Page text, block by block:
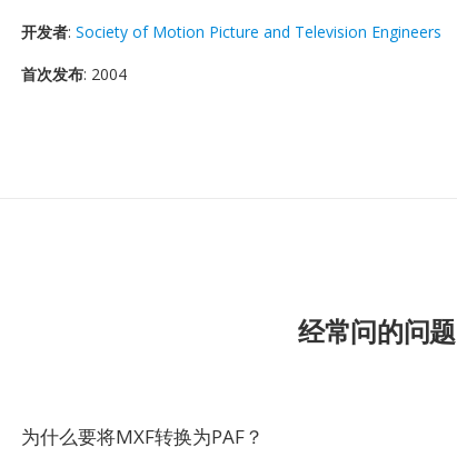
开发者: Society of Motion Picture and Television Engineers
首次发布: 2004
经常问的问题
为什么要将MXF转换为PAF？